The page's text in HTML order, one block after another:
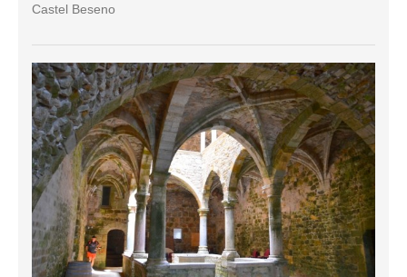
Castel Beseno